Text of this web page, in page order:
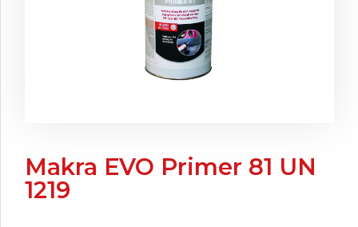
Makra EVO Primer 81 UN
1219